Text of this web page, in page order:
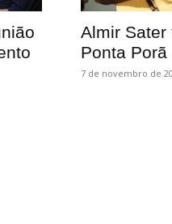
Almir Sater
Ponta Porã
7 de novembro de